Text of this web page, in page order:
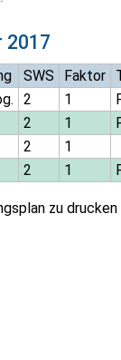
2017
SWS Faktor
2 1
2 1
2
1
2 1
zu drucken